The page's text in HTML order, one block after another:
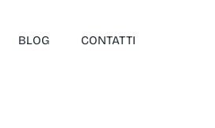
BLOG CONTATTI